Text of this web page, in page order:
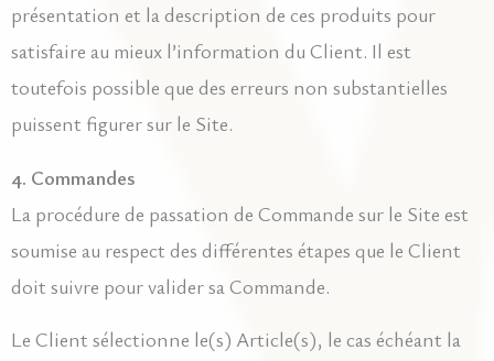
présentation et la description de ces produits pour
satisfaire au mieux l’information du Client. Il est
toutefois possible que des erreurs non substantielles
puissent figurer sur le Site.
4. Commandes
La procédure de passation de Commande sur le Site est
soumise au respect des différentes étapes que le Client
doit suivre pour valider sa Commande.
Le Client sélectionne le(s) Article(s), le cas échéant la